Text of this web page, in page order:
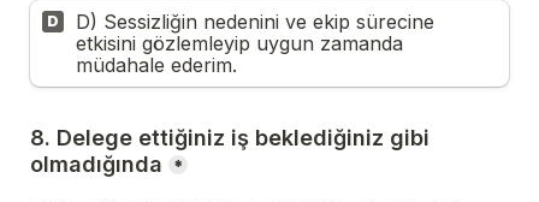
D
D) Sessizliğin nedenini ve ekip sürecine
etkisini gözlemleyip uygun zamanda
müdahale ederim.
8. Delege ettiğiniz iş beklediğiniz gibi
olmadığında
*